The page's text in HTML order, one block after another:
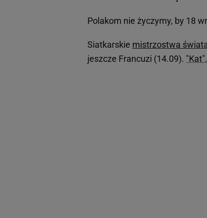
Polakom nie życzymy, by 18
Siatkarskie mistrzostwa
jeszcze Francuzi (14.09).